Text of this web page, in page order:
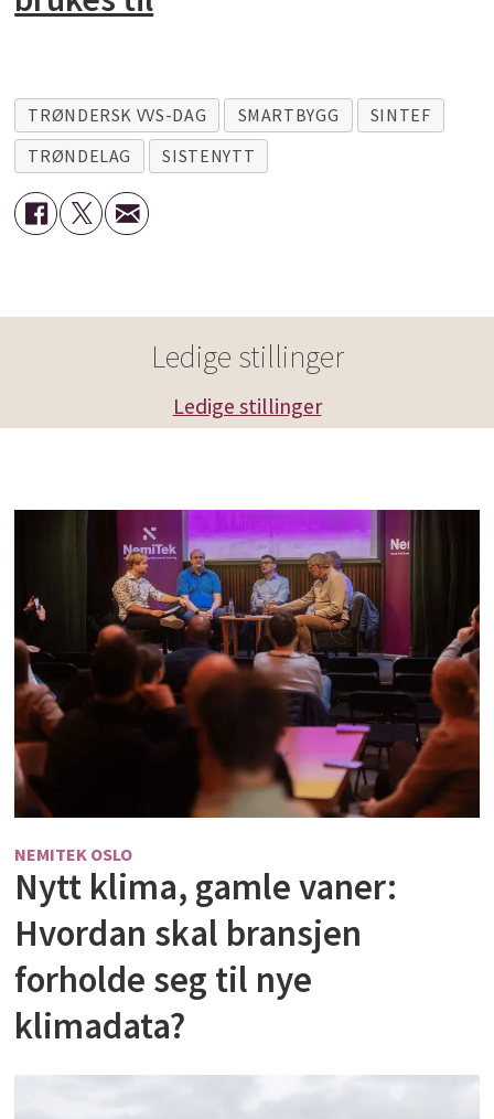
TRØNDERSK VVS-DAG SMARTBYGG
SINTEF
TRØNDELAG
SISTENYTT
Ledige stillinger
Ledige stillinger
NEMITEK OSLO
Nytt klima, gamle vaner:
Hvordan skal bransjen
forholde seg til nye
klimadata?